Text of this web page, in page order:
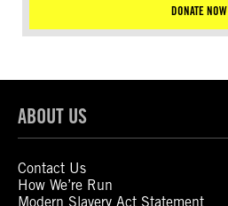
DONATE NOW
ABOUT US
Contact Us
How We’re Run
Modern Slavery Act Statement